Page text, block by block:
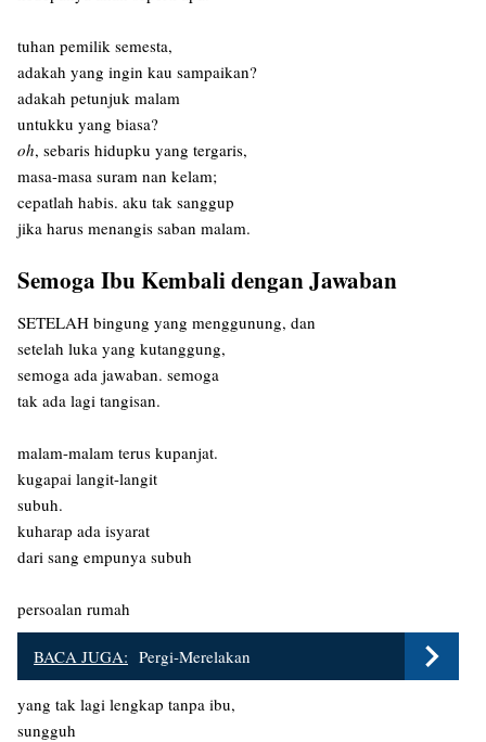
tuhan pemilik semesta,
adakah yang ingin kau sampaikan?
adakah petunjuk malam
untukku yang biasa?
oh, sebaris hidupku yang tergaris,
masa-masa suram nan kelam;
cepatlah habis. aku tak sanggup
jika harus menangis saban malam.
Semoga Ibu Kembali dengan Jawaban
SETELAH bingung yang menggunung, dan
setelah luka yang kutanggung,
semoga ada jawaban. semoga
tak ada lagi tangisan.
malam-malam terus kupanjat.
kugapai langit-langit
subuh.
kuharap ada isyarat
dari sang empunya subuh
persoalan rumah
BACA JUGA: Pergi-Merelakan
yang tak lagi lengkap tanpa ibu,
sungguh